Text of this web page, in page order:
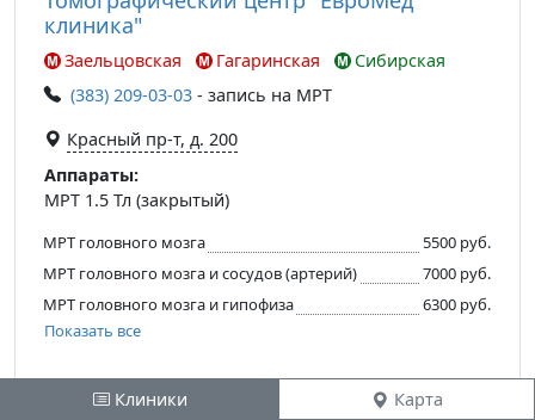
клиника"
Заельцовская Гагаринская
Сибирская
(383) 209-03-03 - запись на МРТ
Красный пр-т, д. 200
Аппараты:
МРТ 1.5 Тл (закрытый)
МРТ головного мозга
5500 руб.
МРТ головного мозга и сосудов (артерий)
7000 руб.
МРТ головного мозга и гипофиза
6300 руб.
Показать все
Клиники Карта